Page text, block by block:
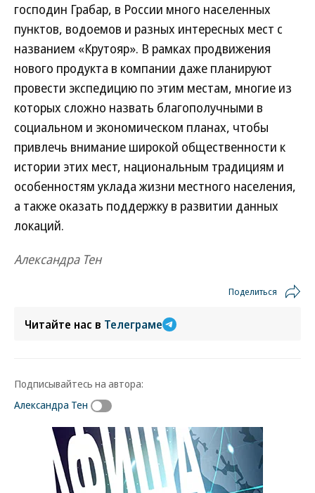
господин Грабар, в России много населенных
пунктов, водоемов и разных интересных мест с
названием «Крутояр». В рамках продвижения
нового продукта в компании даже планируют
провести экспедицию по этим местам, многие из
которых сложно назвать благополучными в
социальном и экономическом планах, чтобы
привлечь внимание широкой общественности к
истории этих мест, национальным традициям и
особенностям уклада жизни местного населения,
а также оказать поддержку в развитии данных
локаций.
Александра Тен
Поделиться
Читайте нас в Телеграме
Подписывайтесь на автора:
Александра Тен